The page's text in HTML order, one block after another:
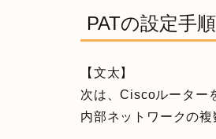
PATの設定手
【文太】
次は、Ciscoルーター
内部ネットワークの